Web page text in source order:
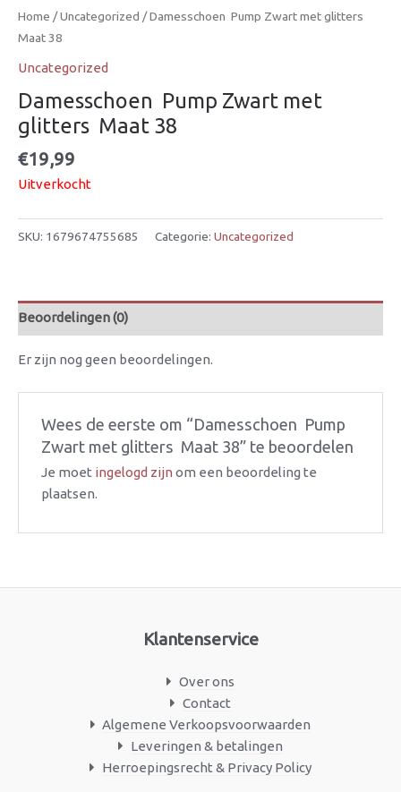
Home /Uncategorized / Damesschoen  Pump Zwart met glitters 
Maat 38
Uncategorized
Damesschoen  Pump Zwart met
glitters  Maat 38
€19,99
Uitverkocht
SKU: 1679674755685 Categorie: Uncategorized
Beoordelingen (0)
Er zijn nog geen beoordelingen.
Wees de eerste om “Damesschoen  Pump
Zwart met glitters  Maat 38” te beoordelen
Je moet ingelogd zijn om een beoordeling te
plaatsen.
Klantenservice
Over ons
Contact
Algemene Verkoopsvoorwaarden
Leveringen & betalingen
Herroepingsrecht & Privacy Policy